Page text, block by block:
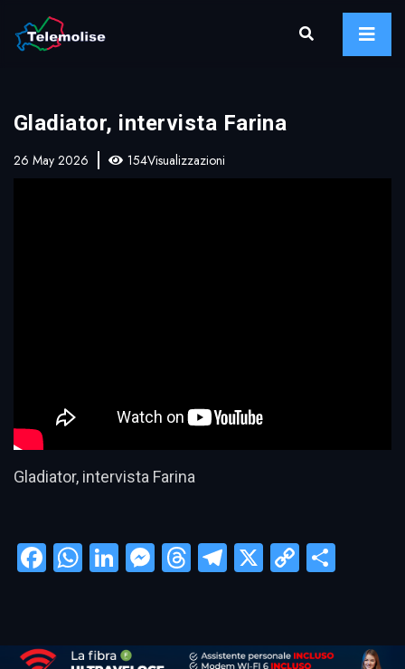
Gladiator, intervista Farina
26 May 2026 154Visualizzazioni
Gladiator, intervista Farina
Facebook
WhatsApp
LinkedIn
Messenger
Threads
Telegram
X
Copy